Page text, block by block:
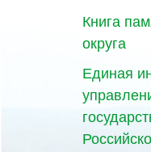
Книга
округа
Единая